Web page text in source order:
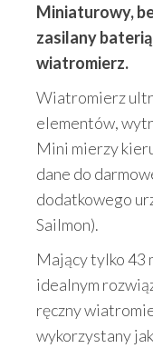
Miniaturowy,
zasilany
wiatromierz.
Wiatromierz
elementów,
Mini mierzy
dane do
dodatkowego
Sailmon).
Mający tylko 43
idealnym
ręczny
wykorzystany